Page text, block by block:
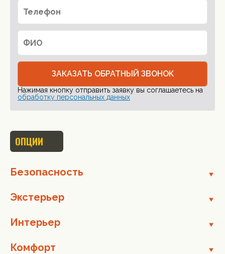
ЗАКАЗАТЬ ОБРАТНЫЙ ЗВОНОК
Нажимая кнопку отправить заявку вы соглашаетесь на
обработку персональных данных
ОПЦИИ
Безопасность
Экстерьер
Интерьер
Комфорт